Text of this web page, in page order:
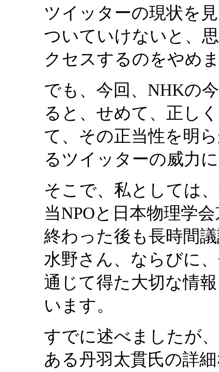
ツイッターの現状を
ついていけないと、
クセスするのをやめ
でも、今回、NHKの
ると、せめて、正し
て、その正当性を明
るツイッターの威力
そこで、私としては
当NPOと日本物理学
終わった後も長時間
水野さん、ならびに
通じて得た大切な情
います。
すでに述べましたが
ある丹羽太貫氏の詳